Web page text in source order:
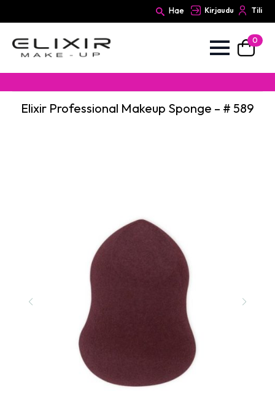
Hae Kirjaudu Tili
0
Elixir Professional Makeup Sponge – # 589